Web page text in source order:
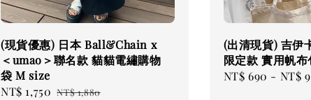
(現貨優惠) 日本 Ball&Chain x
＜umao＞聯名款 貓貓電繡購物
袋 M size
Sale
NT$ 1,750 Regular
NT$ 1,880
(出清現貨) 吉伊
限定款 實用帆
Regular
NT$ 690 - NT$